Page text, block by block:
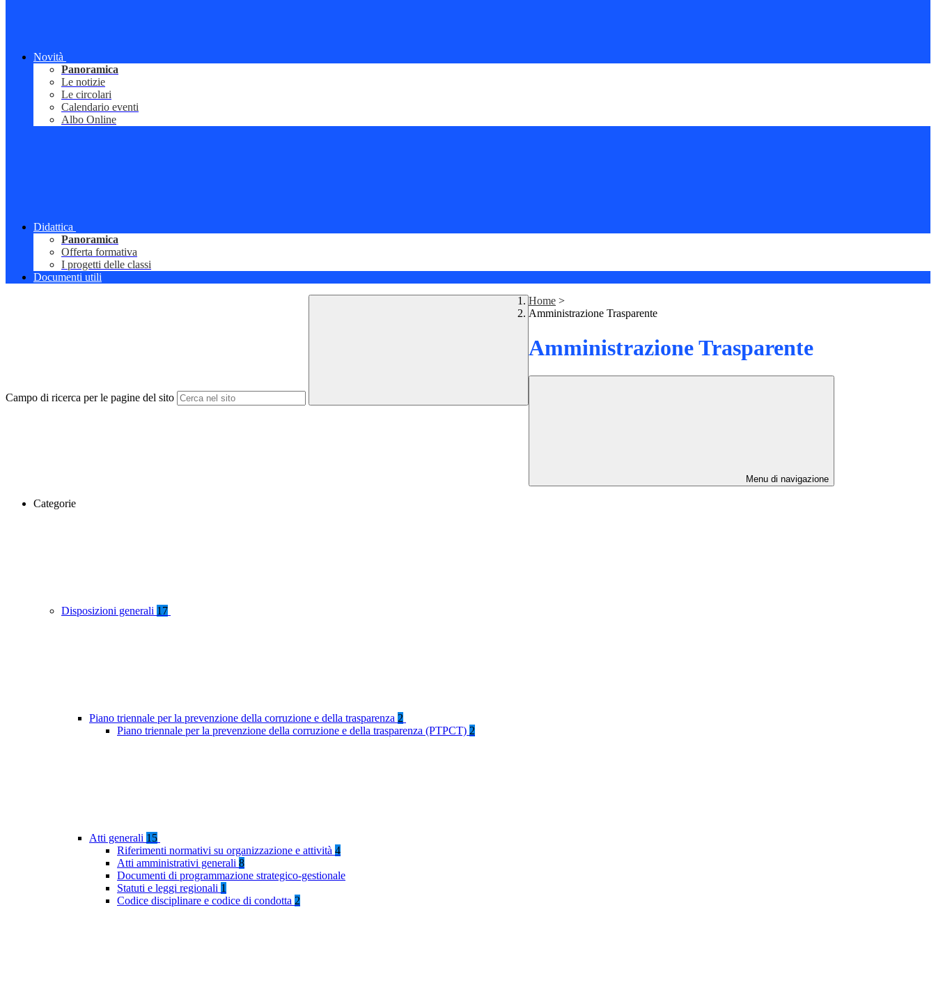
Novità
Panoramica
Le notizie
Le circolari
Calendario eventi
Albo Online
Didattica
Panoramica
Offerta formativa
I progetti delle classi
Documenti utili
Campo di ricerca per le pagine del sito
Home >
Amministrazione Trasparente
Amministrazione Trasparente
Menu di navigazione
Categorie
Disposizioni generali 17
Piano triennale per la prevenzione della corruzione e della trasparenza 2
Piano triennale per la prevenzione della corruzione e della trasparenza (PTPCT) 2
Atti generali 15
Riferimenti normativi su organizzazione e attività 4
Atti amministrativi generali 8
Documenti di programmazione strategico-gestionale
Statuti e leggi regionali 1
Codice disciplinare e codice di condotta 2